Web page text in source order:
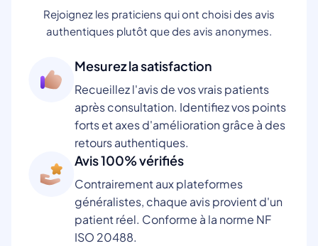
Rejoignez les praticiens qui ont choisi des avis
authentiques plutôt que des avis anonymes.
Mesurez la satisfaction
Recueillez l'avis de vos vrais patients
après consultation. Identifiez vos points
forts et axes d'amélioration grâce à des
retours authentiques.
Avis 100% vérifiés
Contrairement aux plateformes
généralistes, chaque avis provient d'un
patient réel. Conforme à la norme NF
ISO 20488.